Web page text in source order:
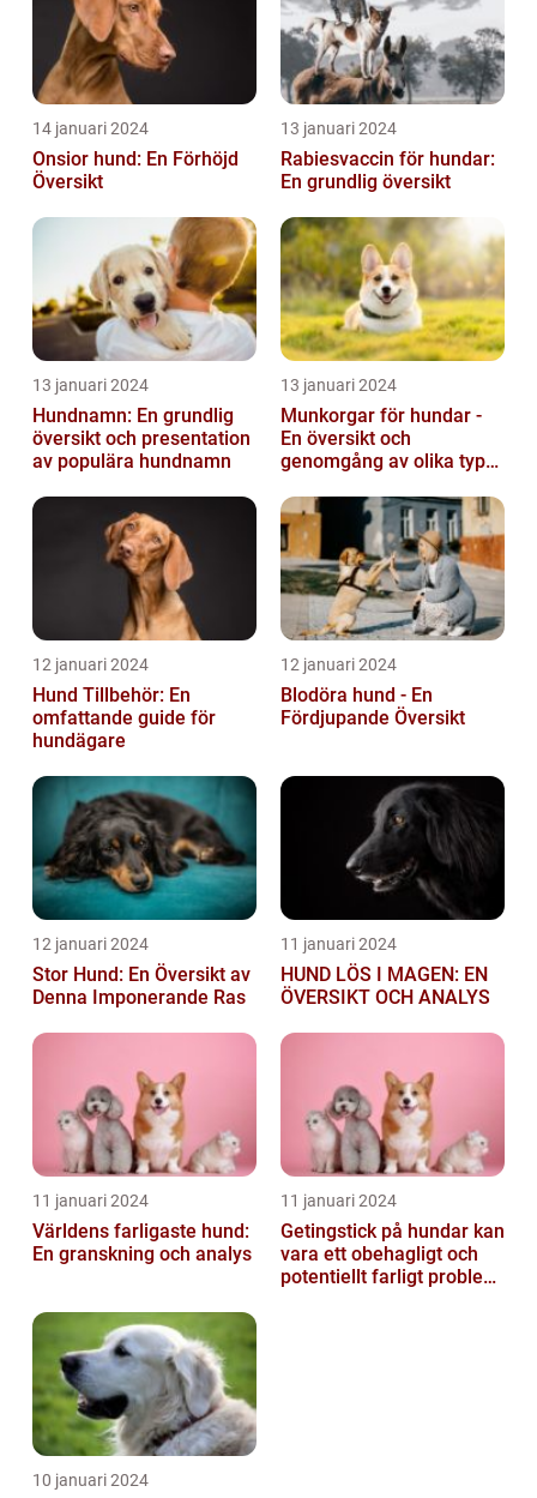
14 januari 2024
Onsior hund: En Förhöjd
Översikt
13 januari 2024
Rabiesvaccin för hundar:
En grundlig översikt
13 januari 2024
Hundnamn: En grundlig
översikt och presentation
av populära hundnamn
13 januari 2024
Munkorgar för hundar -
En översikt och
genomgång av olika typer
och nackde...
12 januari 2024
Hund Tillbehör: En
omfattande guide för
hundägare
12 januari 2024
Blodöra hund - En
Fördjupande Översikt
12 januari 2024
Stor Hund: En Översikt av
Denna Imponerande Ras
11 januari 2024
HUND LÖS I MAGEN: EN
ÖVERSIKT OCH ANALYS
11 januari 2024
Världens farligaste hund:
En granskning och analys
11 januari 2024
Getingstick på hundar kan
vara ett obehagligt och
potentiellt farligt problem
10 januari 2024